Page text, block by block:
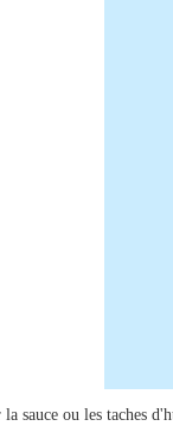
sauce ou les taches